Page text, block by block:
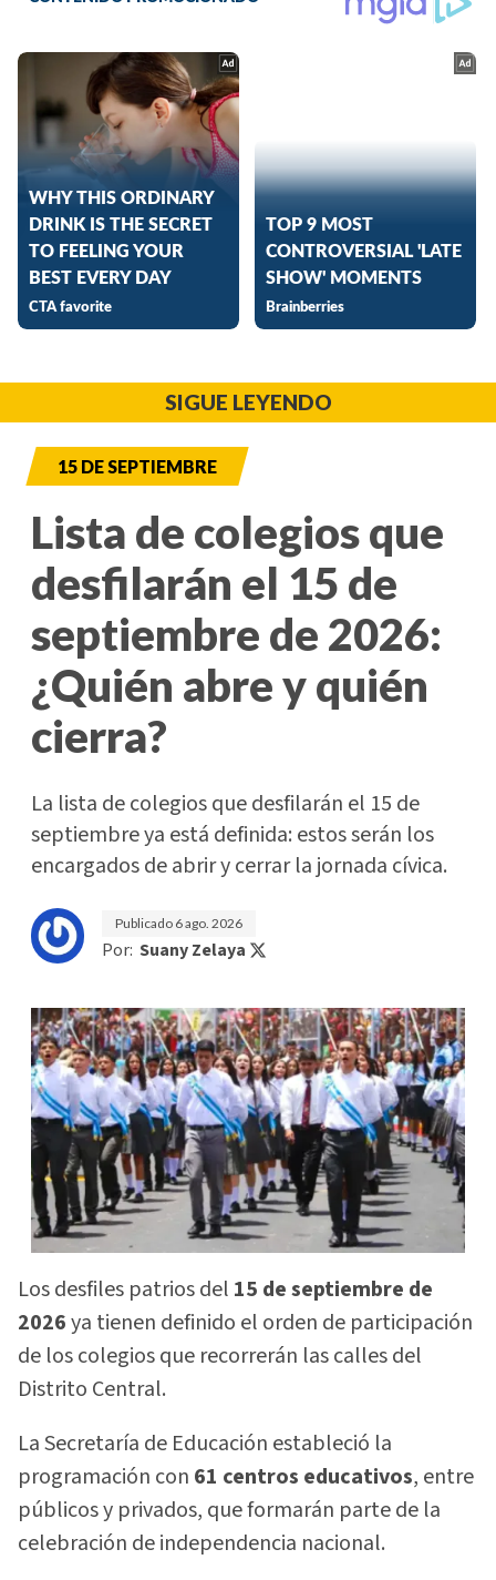
SIGUE LEYENDO
15 DE SEPTIEMBRE
Lista de colegios que
desfilarán el 15 de
septiembre de 2026:
¿Quién abre y quién
cierra?
La lista de colegios que desfilarán el 15 de
septiembre ya está definida: estos serán los
encargados de abrir y cerrar la jornada cívica.
Publicado 6 ago. 2026
Por: Suany Zelaya
Los desfiles patrios del 15 de septiembre de
2026ya tienen definido el orden de participación
de los colegios que recorrerán las calles del
Distrito Central.
La Secretaría de Educación estableció la
programación con 61 centros educativos, entre
públicos y privados, que formarán parte de la
celebración de independencia nacional.